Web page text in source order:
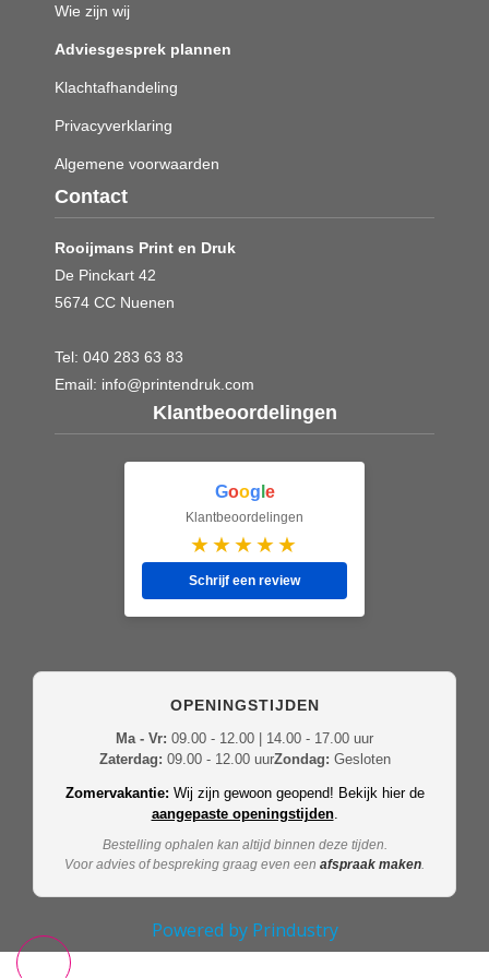
Wie zijn wij
Adviesgesprek plannen
Klachtafhandeling
Privacyverklaring
Algemene voorwaarden
Contact
Rooijmans Print en Druk
De Pinckart 42
5674 CC Nuenen
Tel: 040 283 63 83
Email: info@printendruk.com
Klantbeoordelingen
Goog e
Klantbeoordelingen
★★★★★
Schrijf een review
OPENINGSTIJDEN
Ma - Vr: 09.00 - 12.00 | 14.00 - 17.00 uur
Zaterdag: 09.00 - 12.00 uurZondag: Gesloten
Zomervakantie: Wij zijn gewoon geopend! Bekijk hier de
aangepaste openingstijden.
Bestelling ophalen kan altijd binnen deze tijden.
Voor advies of bespreking graag even een afspraak maken.
Powered by Prindustry